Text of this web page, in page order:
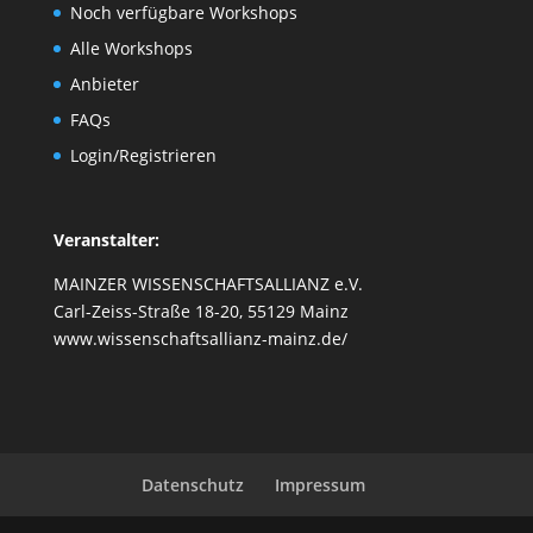
Noch verfügbare Workshops
Alle Workshops
Anbieter
FAQs
Login/Registrieren
Veranstalter:
MAINZER WISSENSCHAFTSALLIANZ e.V.
Carl-Zeiss-Straße 18-20, 55129 Mainz
www.wissenschaftsallianz-mainz.de/
Datenschutz Impressum